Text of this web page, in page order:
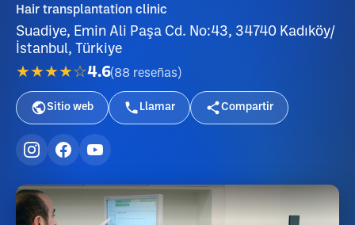
Hair transplantation clinic
Suadiye, Emin Ali Paşa Cd. No:43, 34740 Kadıköy/
İstanbul, Türkiye
★★★★☆4.6(88 reseñas )
Sitio web Llamar Compartir